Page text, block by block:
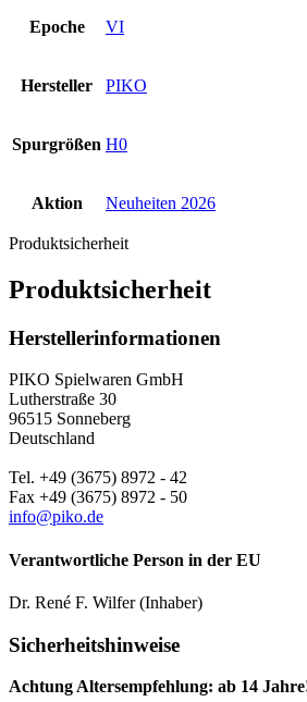
Epoche VI
Hersteller PIKO
Spurgrößen H0
Aktion Neuheiten 2026
Produktsicherheit
Produktsicherheit
Herstellerinformationen
PIKO Spielwaren GmbH
Lutherstraße 30
96515 Sonneberg
Deutschland
Tel. +49 (3675) 8972 - 42
Fax +49 (3675) 8972 - 50
info@piko.de
Verantwortliche Person in der EU
Dr. René F. Wilfer (Inhaber)
Sicherheitshinweise
Achtung Altersempfehlung: ab 14